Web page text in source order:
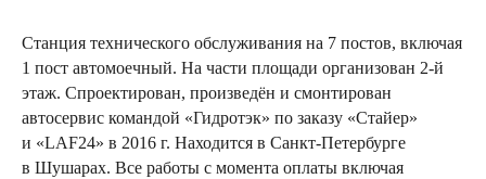
Cтанция технического обслуживания на 7 постов, включая
1 пост автомоечный. На части площади организован 2-й
этаж. Спроектирован, произведён и смонтирован
автосервис командой «Гидротэк» по заказу «Стайер»
и «LAF24» в 2016 г. Находится в Санкт-Петербурге
в Шушарах. Все работы с момента оплаты включая